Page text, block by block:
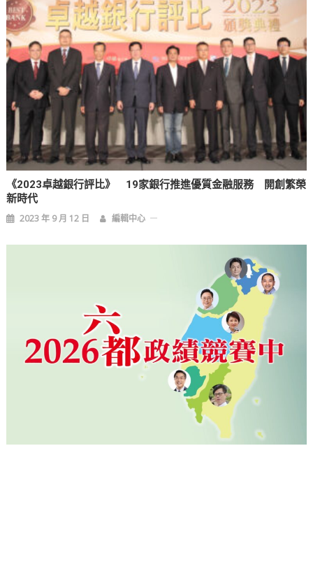
《2023卓越銀行評比》 19家銀行推進優質金融服務 開創繁榮
新時代
2023 年 9 月 12 日 編輯中心